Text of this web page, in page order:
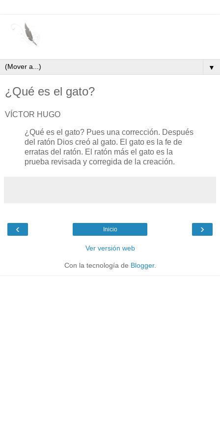
▼
¿Qué es el gato?
VÍCTOR HUGO
¿Qué es el gato? Pues una corrección. Después
del ratón Dios creó al gato. El gato es la fe de
erratas del ratón. El ratón más el gato es la
prueba revisada y corregida de la creación.
‹ ›
Inicio
Ver versión web
Con la tecnología de Blogger.